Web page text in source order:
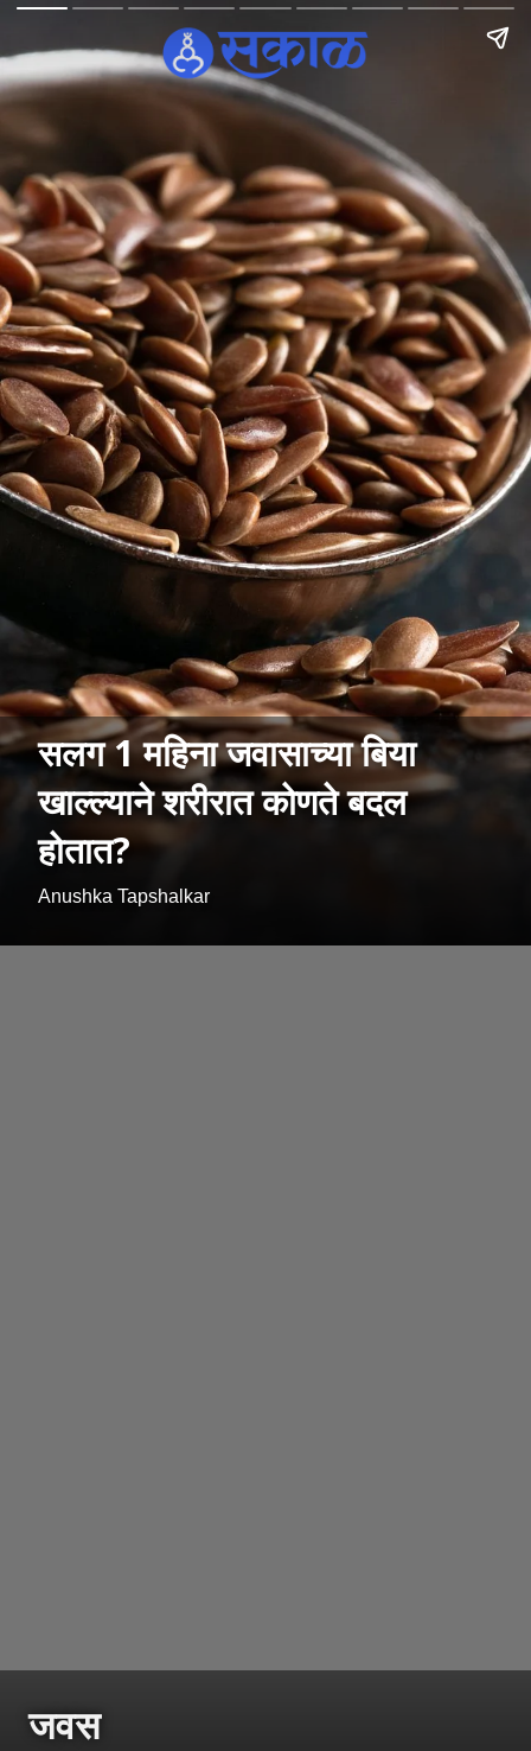
सलग 1 महिना जवासाच्या बिया
खाल्ल्याने शरीरात कोणते बदल
होतात?
Anushka Tapshalkar
जवस